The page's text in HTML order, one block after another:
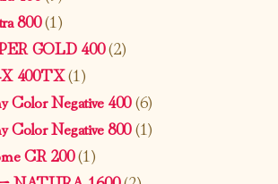
800(1)
GOLD 400(2)
400TX(1)
Color Negative 400(6)
Color Negative 800(1)
CR 200(1)